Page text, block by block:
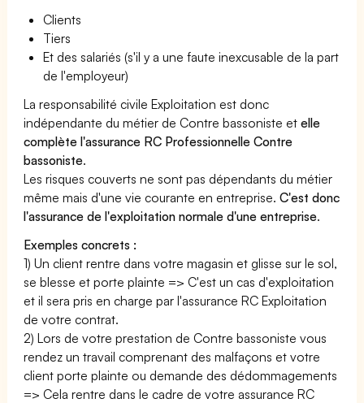
Clients
Tiers
Et des salariés (s'il y a une faute inexcusable de la part
de l'employeur)
La responsabilité civile Exploitation est donc
indépendante du métier de Contre bassoniste etelle
complète l'assurance RC Professionnelle Contre
bassoniste.
Les risques couverts ne sont pas dépendants du métier
même mais d'une vie courante en entreprise.C'est donc
l'assurance de l'exploitation normale d'une entreprise.
Exemples concrets :
1) Un client rentre dans votre magasin et glisse sur le sol,
se blesse et porte plainte => C'est un cas d'exploitation
et il sera pris en charge par l'assurance RC Exploitation
de votre contrat.
2) Lors de votre prestation de Contre bassoniste vous
rendez un travail comprenant des malfaçons et votre
client porte plainte ou demande des dédommagements
=> Cela rentre dans le cadre de votre assurance RC